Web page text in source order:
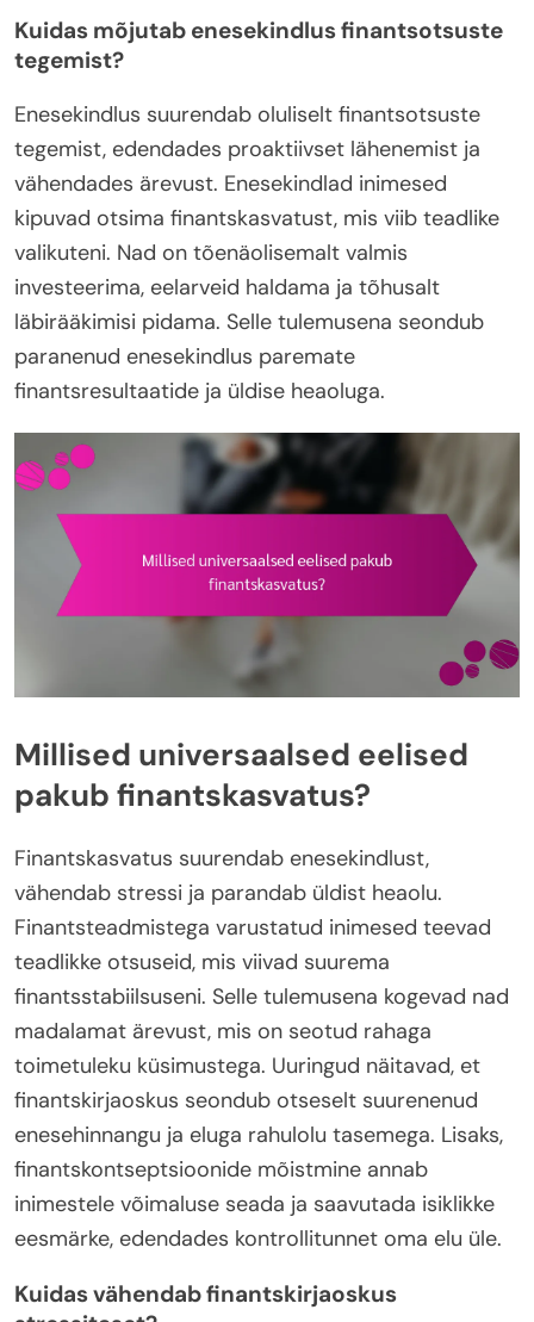
Kuidas mõjutab enesekindlus finantsotsuste
tegemist?
Enesekindlus suurendab oluliselt finantsotsuste
tegemist, edendades proaktiivset lähenemist ja
vähendades ärevust. Enesekindlad inimesed
kipuvad otsima finantskasvatust, mis viib teadlike
valikuteni. Nad on tõenäolisemalt valmis
investeerima, eelarveid haldama ja tõhusalt
läbirääkimisi pidama. Selle tulemusena seondub
paranenud enesekindlus paremate
finantsresultaatide ja üldise heaoluga.
Millised universaalsed eelised
pakub finantskasvatus?
Finantskasvatus suurendab enesekindlust,
vähendab stressi ja parandab üldist heaolu.
Finantsteadmistega varustatud inimesed teevad
teadlikke otsuseid, mis viivad suurema
finantsstabiilsuseni. Selle tulemusena kogevad nad
madalamat ärevust, mis on seotud rahaga
toimetuleku küsimustega. Uuringud näitavad, et
finantskirjaoskus seondub otseselt suurenenud
enesehinnangu ja eluga rahulolu tasemega. Lisaks,
finantskontseptsioonide mõistmine annab
inimestele võimaluse seada ja saavutada isiklikke
eesmärke, edendades kontrollitunnet oma elu üle.
Kuidas vähendab finantskirjaoskus